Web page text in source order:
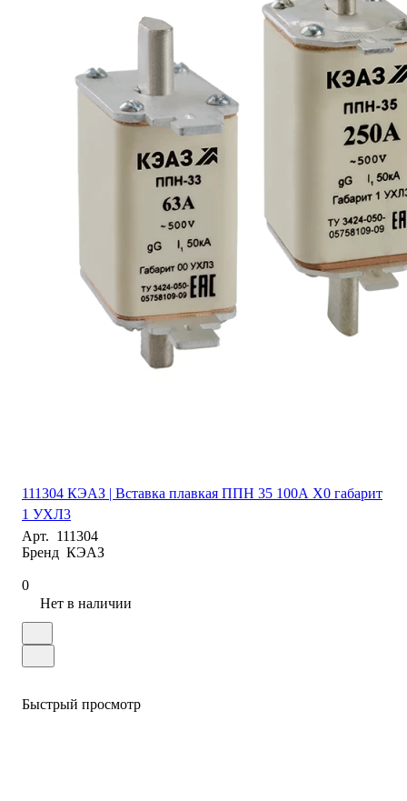
111304 КЭАЗ | Вставка плавкая ППН 35 100А X0 габарит
1 УХЛ3
Арт. 111304
Бренд КЭАЗ
0
Нет в наличии
Быстрый просмотр